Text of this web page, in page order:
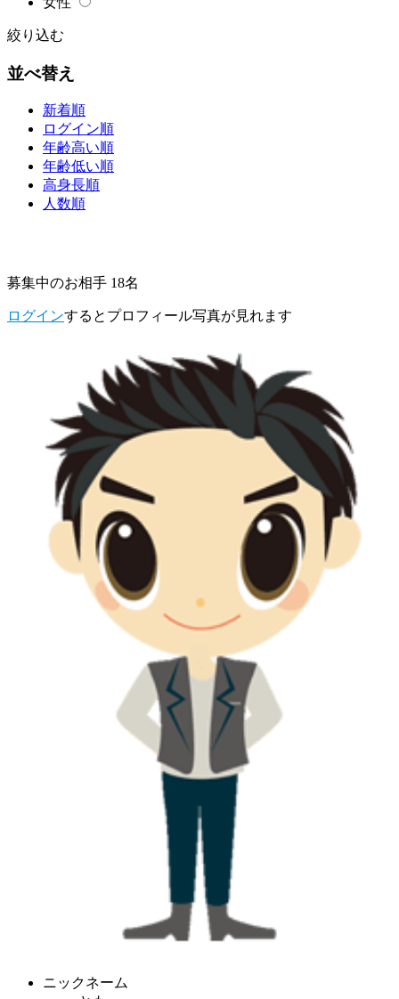
絞り込む
並べ替え
新着順
ログイン順
年齢高い順
年齢低い順
高身長順
人数順
募集中のお相手 18名
ログインするとプロフィール写真が見れます
ニックネーム